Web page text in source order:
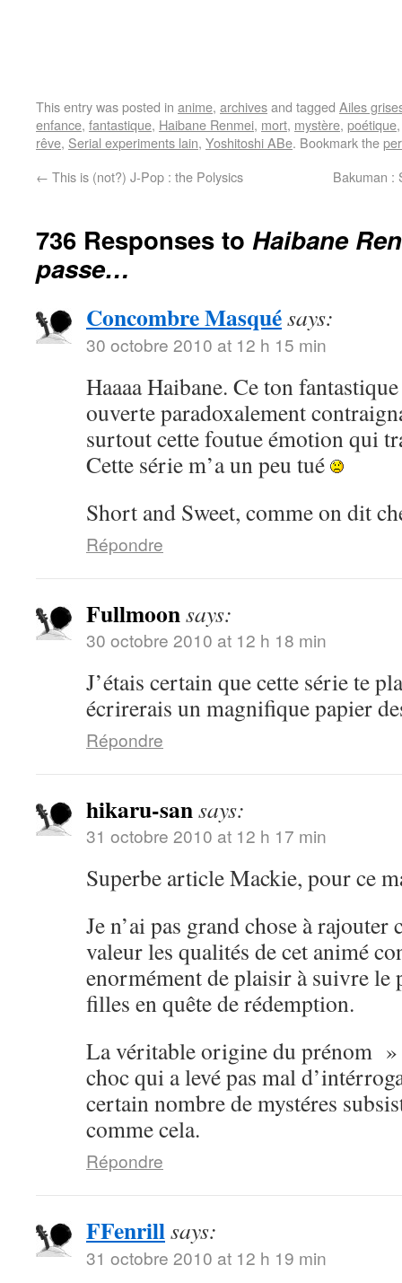
This entry was posted in anime, archivesand tagged Ailes
enfance, fantastique, Haibane Renmei, mort, mystère, poétique
rêve, Serial experiments lain, Yoshitoshi ABe. Bookmark the
← This is (not?) J-Pop : the Polysics Bakuman :
736 Responses to Haibane
passe…
Concombre Masquésays:
30 octobre 2010 at 12 h 15 min
Haaaa Haibane. Ce ton
ouverte paradoxalement
surtout cette foutue émotion qui
Cette série m’a un peu tué
Short and Sweet, comme on dit
Répondre
Fullmoonsays:
30 octobre 2010 at 12 h 18 min
J’étais certain que cette série te
écrirerais un magnifique papier
Répondre
hikaru-sansays:
31 octobre 2010 at 12 h 17 min
Superbe article Mackie, pour ce
Je n’ai pas grand chose à rajouter
valeur les qualités de cet animé
enormément de plaisir à suivre le
filles en quête de rédemption.
La véritable origine du prénom
choc qui a levé pas mal
certain nombre de mystéres
comme cela.
Répondre
FFenrillsays:
31 octobre 2010 at 12 h 19 min